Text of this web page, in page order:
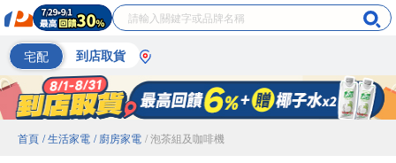
宅配 到店取貨
首頁 / 生活家電 / 廚房家電 / 泡茶組及咖啡機